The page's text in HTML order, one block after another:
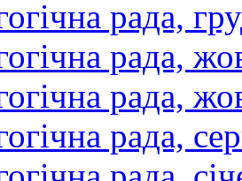
рада,
рада,
рада,
рада,